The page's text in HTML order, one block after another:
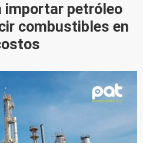
importar petróleo
combustibles en